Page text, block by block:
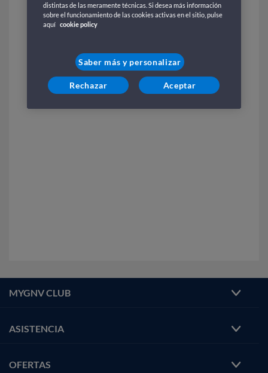
MYGNV CLUB
ASISTENCIA
OFERTAS
distintas de las meramente técnicas. Si desea más información
sobre el funcionamiento de las cookies activas en el sitio, pulse
aquí cookie policy
Saber más y personalizar
Rechazar Aceptar